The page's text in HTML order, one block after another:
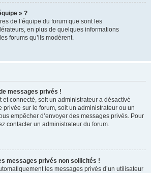
» ?
de l’équipe du forum que sont les
en plus de quelques informations
forums qu’ils modèrent.
messages privés !
et connecté, soit un administrateur a désactivé
privée sur le forum, soit un administrateur ou un
empêcher d’envoyer des messages privés. Pour
contacter un administrateur du forum.
messages privés non sollicités !
les messages privés d’un utilisateur